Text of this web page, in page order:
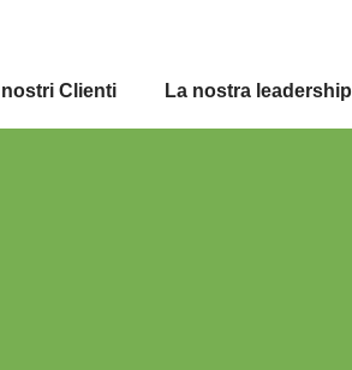
I nostri Clienti La nostra leadership